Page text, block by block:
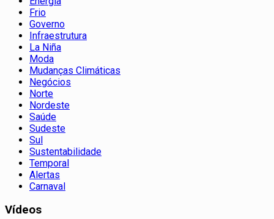
Frio
Governo
Infraestrutura
La Niña
Moda
Mudanças Climáticas
Negócios
Norte
Nordeste
Saúde
Sudeste
Sul
Sustentabilidade
Temporal
Alertas
Carnaval
Vídeos